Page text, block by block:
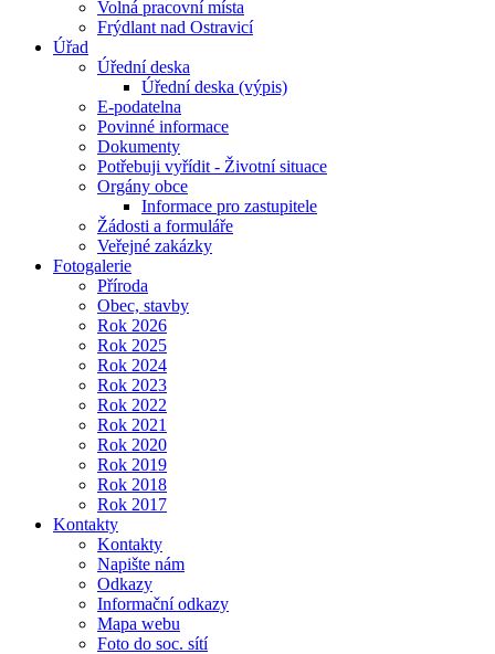
Volná pracovní místa
Frýdlant nad Ostravicí
Úřad
Úřední deska
Úřední deska (výpis)
E-podatelna
Povinné informace
Dokumenty
Potřebuji vyřídit - Životní situace
Orgány obce
Informace pro zastupitele
Žádosti a formuláře
Veřejné zakázky
Fotogalerie
Příroda
Obec, stavby
Rok 2026
Rok 2025
Rok 2024
Rok 2023
Rok 2022
Rok 2021
Rok 2020
Rok 2019
Rok 2018
Rok 2017
Kontakty
Kontakty
Napište nám
Odkazy
Informační odkazy
Mapa webu
Foto do soc. sítí